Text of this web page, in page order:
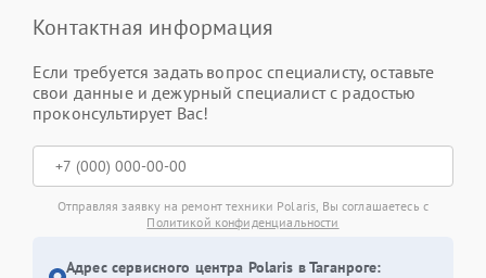
Контактная информация
Если требуется задать вопрос специалисту, оставьте
свои данные и дежурный специалист с радостью
проконсультирует Вас!
Отправляя заявку на ремонт техники Polaris, Вы соглашаетесь с
Политикой конфиденциальности
Адрес сервисного центра Polaris в Таганроге: